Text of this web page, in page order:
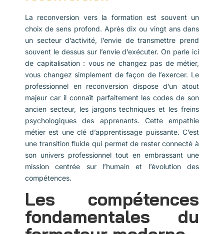
La reconversion vers la formation est souvent un
choix de sens profond. Après dix ou vingt ans dans
un secteur d’activité, l’envie de transmettre prend
souvent le dessus sur l’envie d’exécuter. On parle ici
de capitalisation : vous ne changez pas de métier,
vous changez simplement de façon de l’exercer. Le
professionnel en reconversion dispose d’un atout
majeur car il connaît parfaitement les codes de son
ancien secteur, les jargons techniques et les freins
psychologiques des apprenants. Cette empathie
métier est une clé d’apprentissage puissante. C’est
une transition fluide qui permet de rester connecté à
son univers professionnel tout en embrassant une
mission centrée sur l’humain et l’évolution des
compétences.
Les compétences
fondamentales du